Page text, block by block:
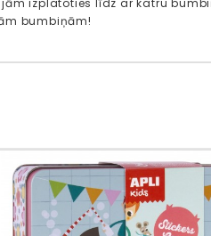
izplatoties līdz ar katru
bumbiņām!